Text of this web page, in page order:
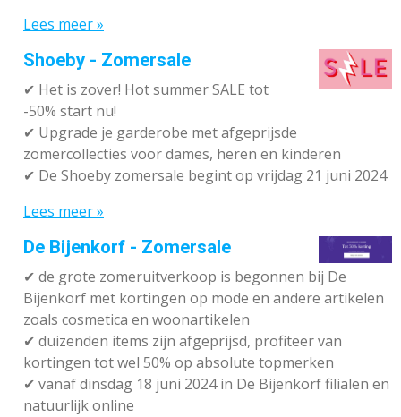
Lees meer »
Shoeby - Zomersale
✔ Het is zover! Hot summer SALE tot
-50% start nu!
✔ Upgrade je garderobe met afgeprijsde
zomercollecties voor dames, heren en kinderen
✔ De Shoeby zomersale begint op vrijdag 21 juni 2024
Lees meer »
De Bijenkorf - Zomersale
✔ de grote zomeruitverkoop is begonnen bij De
Bijenkorf met kortingen op mode en andere artikelen
zoals cosmetica en woonartikelen
✔ duizenden items zijn afgeprijsd, profiteer van
kortingen tot wel 50% op absolute topmerken
✔ vanaf dinsdag 18 juni 2024 in De Bijenkorf filialen en
natuurlijk online